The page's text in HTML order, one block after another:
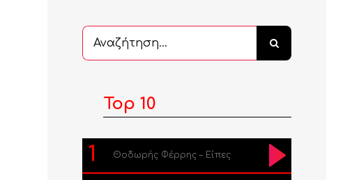
Αναζήτηση
...
Top 10
1 Θοδωρής Φέρρης – Είπες